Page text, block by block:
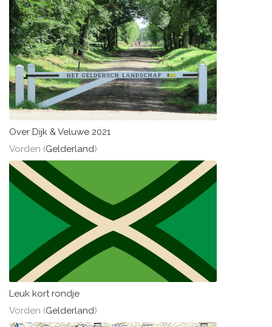
Over Dijk & Veluwe 2021
Vorden (Gelderland)
Leuk kort rondje
Vorden (Gelderland)